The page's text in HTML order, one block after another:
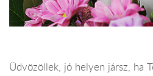
Üdvözöllek, jó helyen jársz, ha